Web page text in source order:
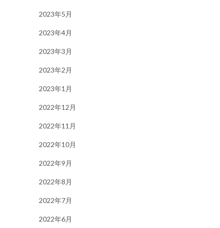
2023年5月
2023年4月
2023年3月
2023年2月
2023年1月
2022年12月
2022年11月
2022年10月
2022年9月
2022年8月
2022年7月
2022年6月